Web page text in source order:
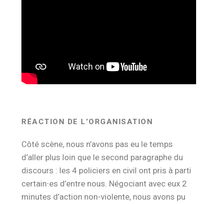
RÉACTION DE L’ORGANISATION
Côté scène, nous n’avons pas eu le temps
d’aller plus loin que le second paragraphe du
discours : les 4 policiers en civil ont pris à parti
certain∙es d’entre nous. Négociant avec eux 2
minutes d’action non-violente, nous avons pu